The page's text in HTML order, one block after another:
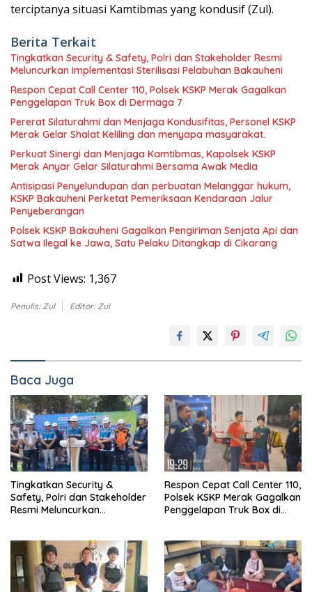
terciptanya situasi Kamtibmas yang kondusif (Zul).
Berita Terkait
Tingkatkan Security & Safety, Polri dan Stakeholder Resmi
Meluncurkan Implementasi Sterilisasi Pelabuhan Bakauheni
Respon Cepat Call Center 110, Polsek KSKP Merak Gagalkan
Penggelapan Truk Box di Dermaga 7
Pererat Silaturahmi dan Menjaga Kondusifitas, Personel KSKP
Merak Gelar Shalat Keliling dan menyapa masyarakat.
Perkuat Sinergi dan Menjaga Kamtibmas, Kapolsek KSKP
Merak Anyar Gelar Silaturahmi Bersama Awak Media
Antisipasi Penyelundupan dan perbuatan Melanggar hukum,
KSKP Bakauheni Perketat Pemeriksaan Kendaraan Jalur
Penyeberangan
Polsek KSKP Bakauheni Gagalkan Pengiriman Senjata Api dan
Satwa Ilegal ke Jawa, Satu Pelaku Ditangkap di Cikarang
Post Views: 1,367
Penulis: Zul Editor: Zul
Baca Juga
Tingkatkan Security &
Safety, Polri dan Stakeholder
Resmi Meluncurkan
Respon Cepat Call Center 110,
Polsek KSKP Merak Gagalkan
Penggelapan Truk Box di